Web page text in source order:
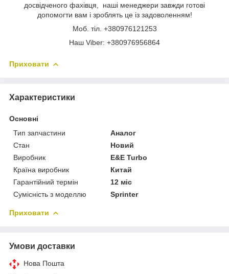
досвідченого фахівця, наші менеджери завжди готові
допомогти вам і зроблять це із задоволенням!
Моб. тіл. +380976121253
Наш Viber: +380976956864
Приховати
Характеристики
Основні
Тип запчастини
Аналог
Стан
Новий
Виробник
E&E Turbo
Країна виробник
Китай
Гарантійний термін
12 міс
Сумісність з моделлю
Sprinter
Приховати
Умови доставки
Нова Пошта